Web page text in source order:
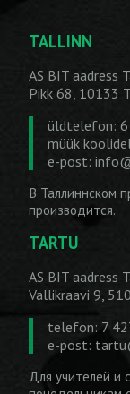
TALLINN
AS BIT aadress
Pikk 68, 10133
üldtelefon:
müük
e-post:
В Таллиннском
производится.
TARTU
AS BIT aadress
Vallikraavi 9,
telefon: 7
e-post:
Для учителей и